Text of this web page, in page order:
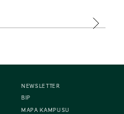
NEWSLETTER
BIP
MAPA KAMPUSU